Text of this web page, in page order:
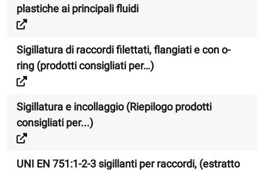
plastiche ai principali fluidi
Sigillatura di raccordi filettati, flangiati e con o-
ring (prodotti consigliati per…)
Sigillatura e incollaggio (Riepilogo prodotti
consigliati per...)
UNI EN 751:1-2-3 sigillanti per raccordi, (estratto